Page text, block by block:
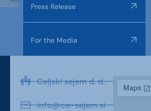
Press Release
For the Media
Celjski sejem d. d.
info@ce-sejem.si